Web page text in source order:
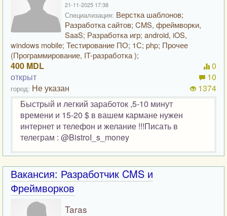
21-11-2025 17:38
Специализация: Верстка шаблонов;
Разработка сайтов; CMS, фреймворки,
SaaS; Разработка игр; android, iOS,
windows mobile; Тестирование ПО; 1С; php; Прочее
(Программирование, IT-разработка );
400 MDL
открыт
город: Не указан
0
10
1374
Быстрый и легкий заработок ,5-10 минут
времени и 15-20 $ в вашем кармане нужен
интернет и телефон и желание !!!Писать в
телеграм : @BistroI_s_money
Вакансия: Разработчик CMS и
Фреймворков
Taras